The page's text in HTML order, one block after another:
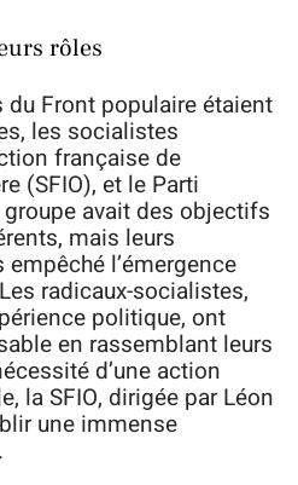
rôles
Front populaire étaient
les socialistes
française de
(SFIO), et le Parti
avait des objectifs
mais leurs
empêché l’émergence
radicaux-socialistes,
politique, ont
en rassemblant leurs
d’une action
la SFIO, dirigée par Léon
une immense